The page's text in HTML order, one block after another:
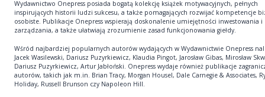
Wydawnictwo Onepress posiada bogatą kolekcję książek motywacyjnych, pełnych
inspirujących historii ludzi sukcesu, a także pomagających rozwijać kompetencje
osobiste. Publikacje Onepress wspierają doskonalenie umiejętności inwestowania i
zarządzania, a także ułatwiają zrozumienie zasad funkcjonowania giełdy.
Wśród najbardziej popularnych autorów wydających w Wydawnictwie Onepress
Jacek Wasilewski, Dariusz Puzyrkiewicz, Klaudia Pingot, Jarosław Gibas, Mirosław
Dariusz Puzyrkiewicz, Artur Jabłoński. Onepress wydaje również publikacje
autorów, takich jak m.in. Brian Tracy, Morgan Housel, Dale Carnegie & Associates,
Holiday, Russell Brunson czy Napoleon Hill.